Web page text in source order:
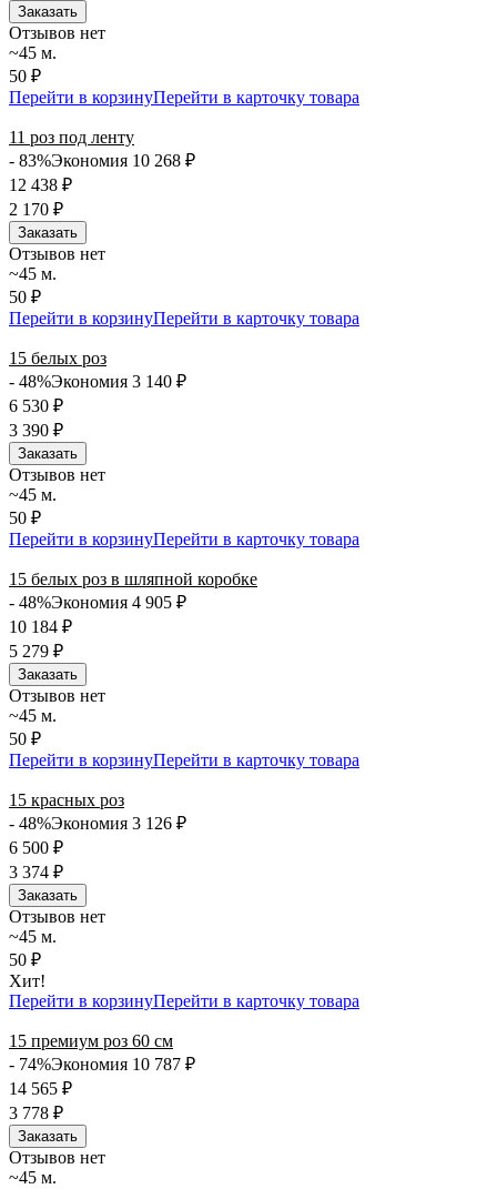
Заказать
Отзывов нет
~45 м.
50 ₽
Перейти в корзинуПерейти в карточку товара
11 роз под ленту
- 83%Экономия 10 268 ₽
12 438 ₽
2 170 ₽
Заказать
Отзывов нет
~45 м.
50 ₽
Перейти в корзинуПерейти в карточку товара
15 белых роз
- 48%Экономия 3 140 ₽
6 530 ₽
3 390 ₽
Заказать
Отзывов нет
~45 м.
50 ₽
Перейти в корзинуПерейти в карточку товара
15 белых роз в шляпной коробке
- 48%Экономия 4 905 ₽
10 184 ₽
5 279 ₽
Заказать
Отзывов нет
~45 м.
50 ₽
Перейти в корзинуПерейти в карточку товара
15 красных роз
- 48%Экономия 3 126 ₽
6 500 ₽
3 374 ₽
Заказать
Отзывов нет
~45 м.
50 ₽
Хит!
Перейти в корзинуПерейти в карточку товара
15 премиум роз 60 см
- 74%Экономия 10 787 ₽
14 565 ₽
3 778 ₽
Заказать
Отзывов нет
~45 м.